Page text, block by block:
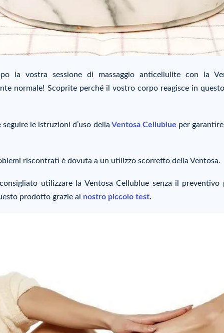
la vostra sessione di massaggio anticellulite con la
normale! Scoprite perché il vostro corpo reagisce in
le istruzioni d’uso della Ventosa Cellublue per garantire
riscontrati è dovuta a un utilizzo scorretto della Ventosa.
utilizzare la Ventosa Cellublue senza il
prodotto grazie al nostro piccolo test.